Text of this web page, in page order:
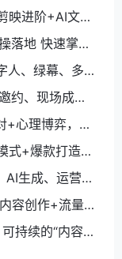
映进阶+AI文案
落地 快速掌握
人、绿幕、多种
约、现场成
+心理博弈，单
式+爆款打造，
生成、运营变
容创作+流量获
持续的“内容-